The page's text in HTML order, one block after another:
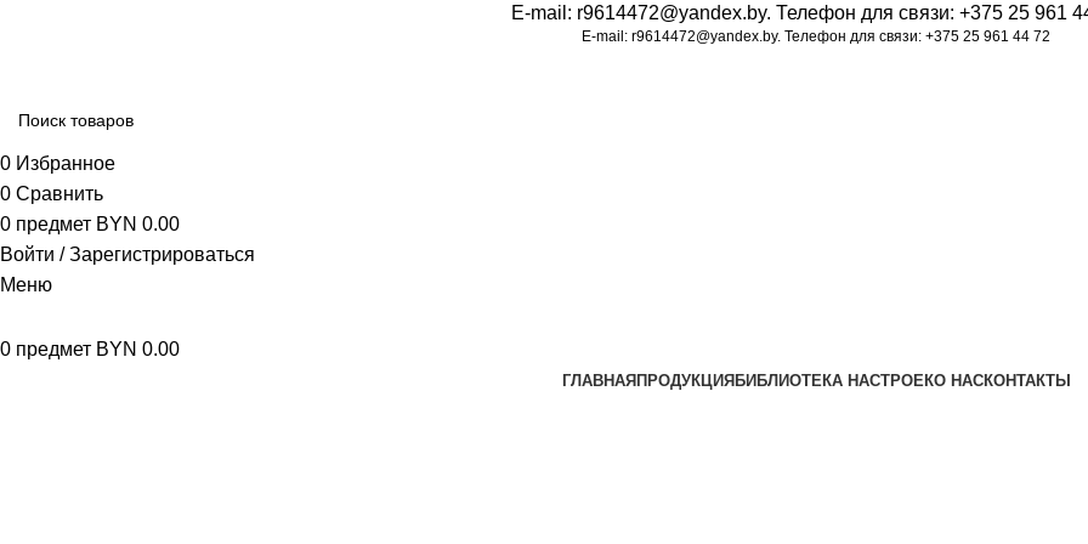
E-mail: r9614472@yandex.by. Телефон для связи: +375 25 961
E-mail: r9614472@yandex.by. Телефон для связи: +375 25 961 44 72
0 Избранное
0 Сравнить
0 предмет BYN 0.00
Войти / Зарегистрироваться
Меню
0 предмет BYN 0.00
ГЛАВНАЯ ПРОДУКЦИЯ БИБЛИОТЕКА НАСТРОЕКО НАСКОНТАКТЫ